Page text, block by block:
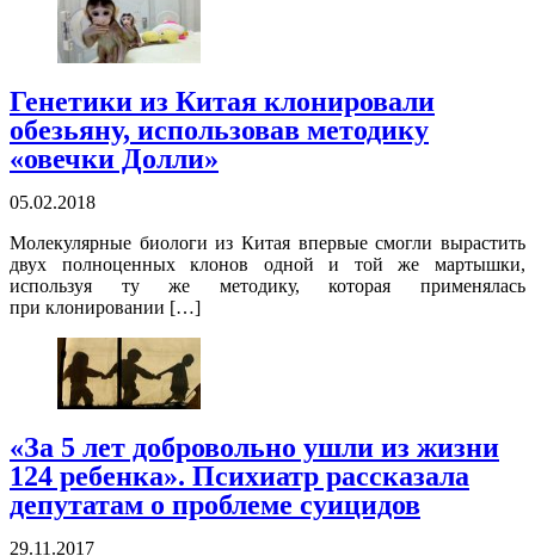
Генетики из Китая клонировали
обезьяну, использовав методику
«овечки Долли»
05.02.2018
Молекулярные биологи из Китая впервые смогли вырастить
двух полноценных клонов одной и той же мартышки,
используя ту же методику, которая применялась
при клонировании […]
«За 5 лет добровольно ушли из жизни
124 ребенка». Психиатр рассказала
депутатам о проблеме суицидов
29.11.2017